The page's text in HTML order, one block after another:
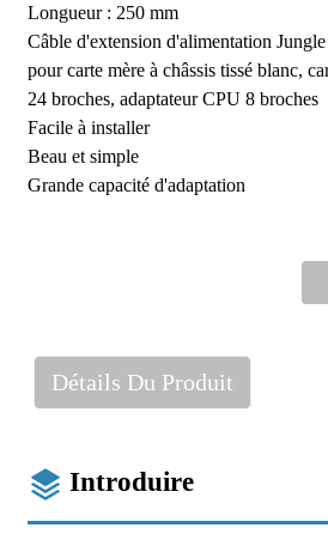
Longueur : 250 mm
Câble d'extension d'alimentation
pour carte mère à châssis tissé blanc,
24 broches, adaptateur CPU 8 broches
Facile à installer
Beau et simple
Grande capacité d'adaptation
Détails Du Produit
Introduire